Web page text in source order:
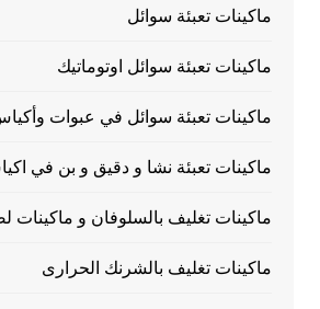
ماكينات تعبئة سوائل
ماكينات تعبئة سوائل اوتوماتيك
ماكينات تعبئة سوائل في عبوات
ماكينات تعبئة نشا و دقيق و بن في
ماكينات تغليف بالسلوفان و ماكينات
ماكينات تغليف بالشرنك الحرارى